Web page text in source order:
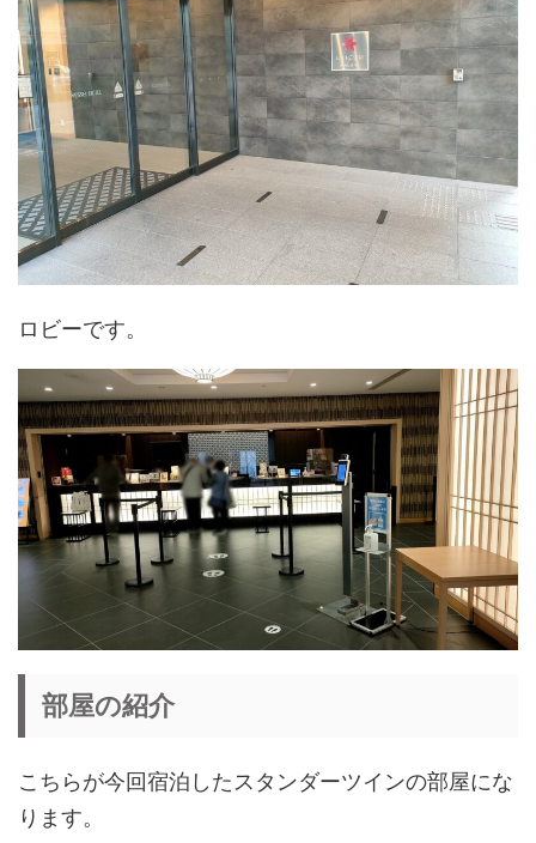
ロビーです。
部屋の紹介
こちらが今回宿泊したスタンダーツインの部屋にな
ります。